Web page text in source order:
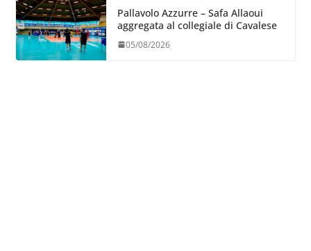
Pallavolo Azzurre – Safa Allaoui
aggregata al collegiale di Cavalese
05/08/2026